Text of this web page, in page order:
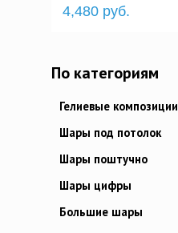
4,480 руб.
По категориям
Гелиевые композиции
Шары под потолок
Шары поштучно
Шары цифры
Большие шары